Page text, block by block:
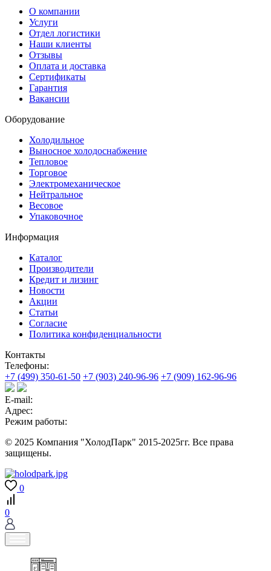
О компании
Услуги
Отдел логистики
Наши клиенты
Отзывы
Оплата и доставка
Сертификаты
Гарантия
Вакансии
Оборудование
Холодильное
Выносное холодоснабжение
Тепловое
Торговое
Электромеханическое
Нейтральное
Весовое
Упаковочное
Информация
Каталог
Производители
Кредит и лизинг
Новости
Акции
Статьи
Согласие
Политика конфиденциальности
Контакты
Телефоны:
+7 (499) 350-61-50 +7 (903) 240-96-96 +7 (909) 162-96-96
E-mail:
Адрес:
Режим работы:
© 2025 Компания "ХолодПарк" 2015-2025гг. Все права
защищены.
0
0